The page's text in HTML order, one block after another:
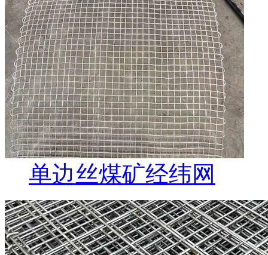
单边丝煤矿经纬网